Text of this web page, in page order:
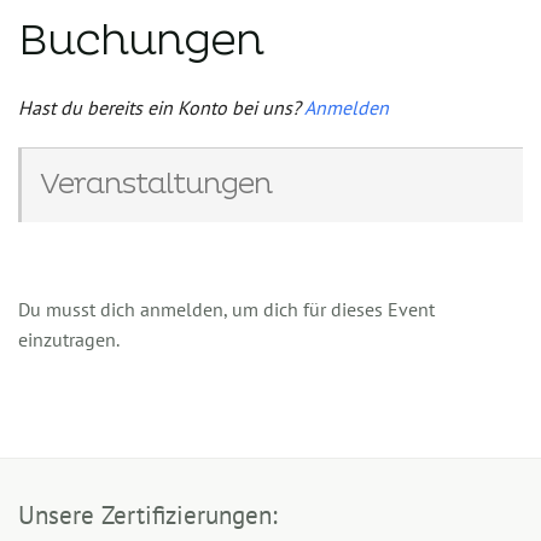
Buchungen
Hast du bereits ein Konto bei uns?Anmelden
Veranstaltungen
Du musst dich anmelden, um dich für dieses Event
einzutragen.
Unsere Zertifizierungen: